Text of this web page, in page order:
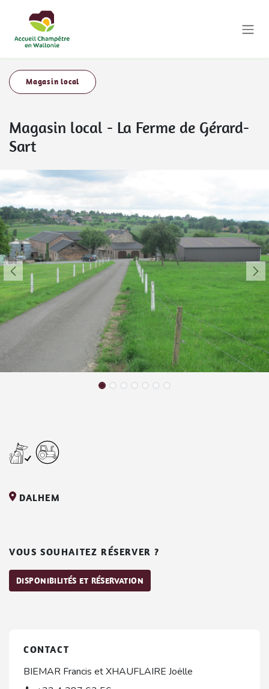
Magasin local
Magasin local - La Ferme de Gérard-
Sart
DALHEM
VOUS SOUHAITEZ RÉSERVER ?
DISPONIBILITÉS ET RÉSERVATION
CONTACT
BIEMAR Francis et XHAUFLAIRE Joëlle